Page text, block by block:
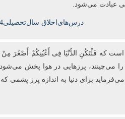
عبادت می‌شود.
درس‌های‌اخلاق سال‌تحصیلی‌94-95؛جلسه چهل‌ویکم؛نیت؛رکن ارزش در فلسفه‌اخلاق‌الهی
است که فَلْتَكُنِ الدُّنْیَا فِی‏ أَعْیُنِكُمْ‏
می‌چینند، پرزهایی در هوا پخش
برای دنیا به اندازه پرز